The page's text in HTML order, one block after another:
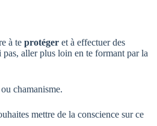
à te protégeret à effectuer des
pas, aller plus loin en te formant par la
chamanisme.
mettre de la conscience sur ce